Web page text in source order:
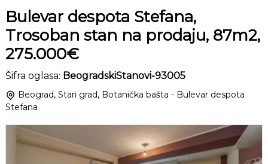
Bulevar despota Stefana,
Trosoban stan na prodaju, 87m2,
275.000€
Šifra oglasa: BeogradskiStanovi-93005
Beograd, Stari grad, Botanička bašta - Bulevar despota
Stefana